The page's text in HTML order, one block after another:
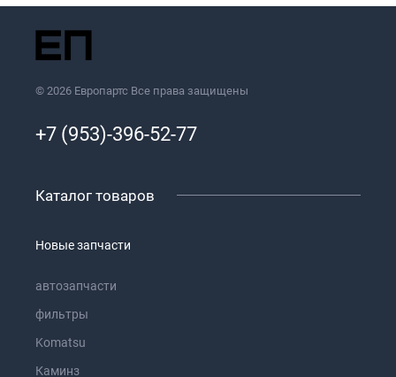
© 2026 Европартс Все права защищены
+7 (953)-396-52-77
Каталог товаров
Новые запчасти
автозапчасти
фильтры
Komatsu
Каминз